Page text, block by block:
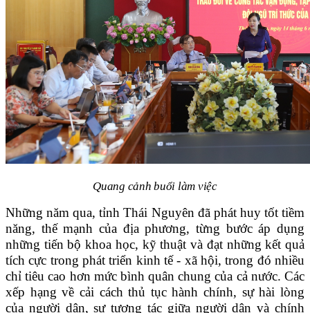
Quang cảnh buổi làm việc
Những năm qua, tỉnh Thái Nguyên đã phát huy tốt tiềm
năng, thế mạnh của địa phương, từng bước áp dụng
những tiến bộ khoa học, kỹ thuật và đạt những kết quả
tích cực trong phát triển kinh tế - xã hội, trong đó nhiều
chỉ tiêu cao hơn mức bình quân chung của cả nước. Các
xếp hạng về cải cách thủ tục hành chính, sự hài lòng
của người dân, sự tương tác giữa người dân và chính